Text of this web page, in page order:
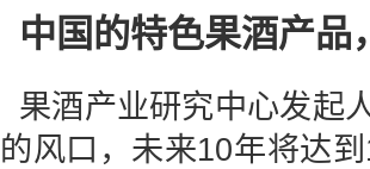
中国的特色果酒产品
果酒产业研究中心发起
的风口，未来10年将达